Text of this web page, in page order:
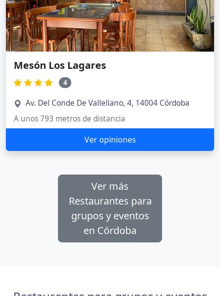
Mesón Los Lagares
4
Av. Del Conde De Vallellano, 4, 14004 Córdoba
A unos 793 metros de distancia
Ver opiniones
Ver más
Restaurantes para
grupos y eventos
en Córdoba